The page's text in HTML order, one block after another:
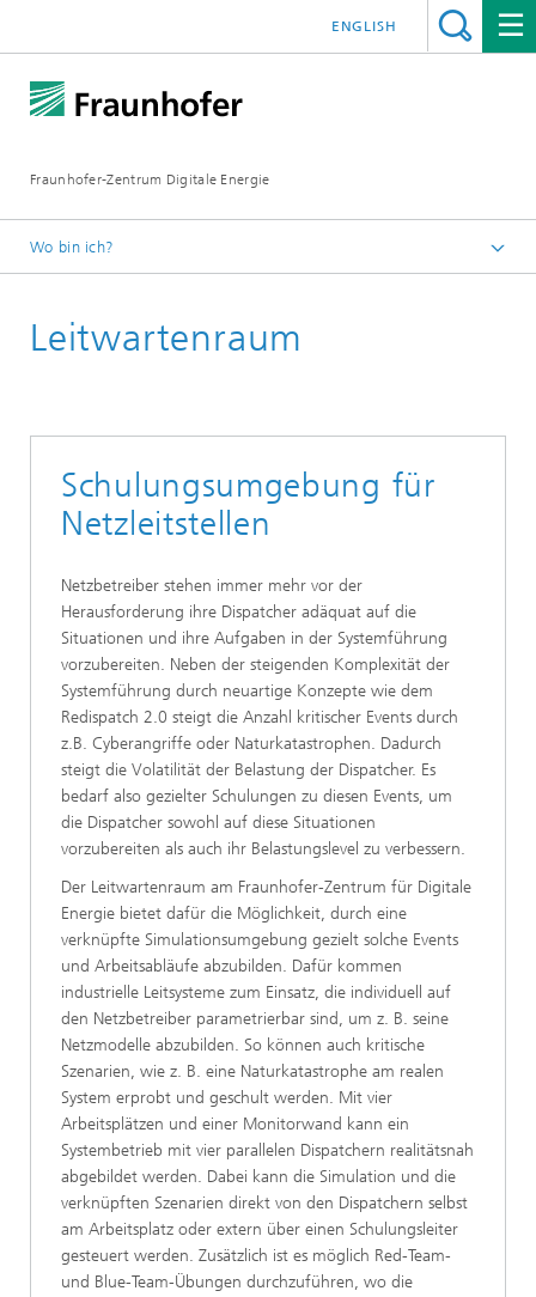
Fraunhofer-Zentrum Digitale Energie
ENGLISH
Wo bin ich?
Infrastrukturen
Leitwartenraum
Schulungsumgebung für
Netzleitstellen
Netzbetreiber stehen immer mehr vor der
Herausforderung ihre Dispatcher adäquat auf die
Situationen und ihre Aufgaben in der Systemführung
vorzubereiten. Neben der steigenden Komplexität der
Systemführung durch neuartige Konzepte wie dem
Redispatch 2.0 steigt die Anzahl kritischer Events durch
z.B. Cyberangriffe oder Naturkatastrophen. Dadurch
steigt die Volatilität der Belastung der Dispatcher. Es
bedarf also gezielter Schulungen zu diesen Events, um
die Dispatcher sowohl auf diese Situationen
vorzubereiten als auch ihr Belastungslevel zu verbessern.
Der Leitwartenraum am Fraunhofer-Zentrum für Digitale
Energie bietet dafür die Möglichkeit, durch eine
verknüpfte Simulationsumgebung gezielt solche Events
und Arbeitsabläufe abzubilden. Dafür kommen
industrielle Leitsysteme zum Einsatz, die individuell auf
den Netzbetreiber parametrierbar sind, um z. B. seine
Netzmodelle abzubilden. So können auch kritische
Szenarien, wie z. B. eine Naturkatastrophe am realen
System erprobt und geschult werden. Mit vier
Arbeitsplätzen und einer Monitorwand kann ein
Systembetrieb mit vier parallelen Dispatchern realitätsnah
abgebildet werden. Dabei kann die Simulation und die
verknüpften Szenarien direkt von den Dispatchern selbst
am Arbeitsplatz oder extern über einen Schulungsleiter
gesteuert werden. Zusätzlich ist es möglich Red-Team-
und Blue-Team-Übungen durchzuführen, wo die